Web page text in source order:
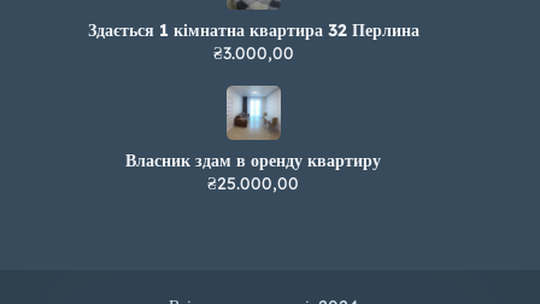
Здається 1 кімнатна квартира 32 Перлина
₴3.000,00
Власник здам в оренду квартиру
₴25.000,00